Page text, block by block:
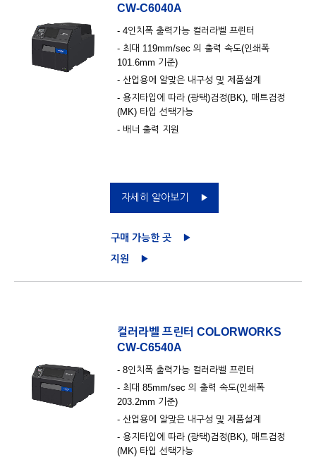
CW-C6040A
- 4인치폭 출력가능 컬러라벨 프린터
- 최대 119mm/sec 의 출력 속도(인쇄폭
101.6mm 기준)
- 산업용에 알맞은 내구성 및 제품설계
- 용지타입에 따라 (광택)검정(BK), 매트검정
(MK) 타입 선택가능
- 배너 출력 지원
자세히 알아보기
구매 가능한 곳
지원
컬러라벨 프린터 COLORWORKS
CW-C6540A
- 8인치폭 출력가능 컬러라벨 프린터
- 최대 85mm/sec 의 출력 속도(인쇄폭
203.2mm 기준)
- 산업용에 알맞은 내구성 및 제품설계
- 용지타입에 따라 (광택)검정(BK), 매트검정
(MK) 타입 선택가능